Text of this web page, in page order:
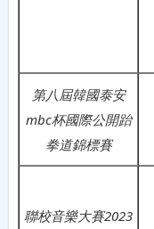
第八屆韓國泰安
mbc杯國際公開跆
拳道錦標賽
聯校音樂大賽2023